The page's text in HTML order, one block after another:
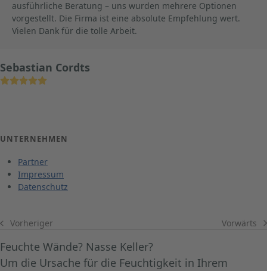
ausführliche Beratung – uns wurden mehrere Optionen
vorgestellt. Die Firma ist eine absolute Empfehlung wert.
Vielen Dank für die tolle Arbeit.
Sebastian Cordts
Bewertung:
UNTERNEHMEN
Partner
Impressum
Datenschutz
vorheriger
Beitrag:
Vorheriger
Nächster
Vorwärts
Feuchte Wände? Nasse Keller?
Um die Ursache für die Feuchtigkeit in Ihrem